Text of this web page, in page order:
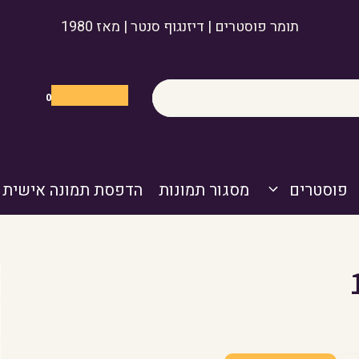
תומר פוסטרים | דיזנגוף סנטר | מאז 1980
0
פוסטרים מסגור תמונות הדפסת תמונה אישית